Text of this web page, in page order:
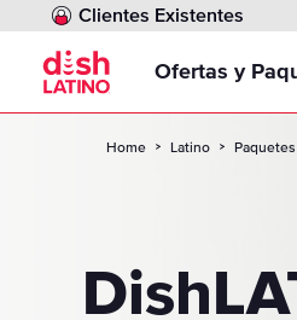
Clientes Existentes
Ofertas y
Paquetes
DishLATINO
Internet
Home Latino Paquetes